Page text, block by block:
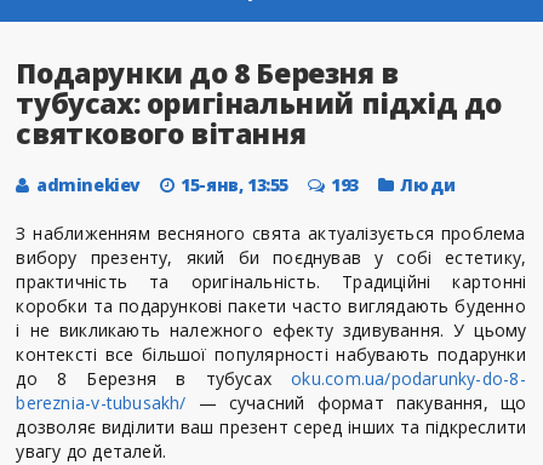
Подарунки до 8 Березня в
тубусах: оригінальний підхід до
святкового вітання
adminekiev 15-янв, 13:55 193 Люди
З наближенням весняного свята актуалізується проблема
вибору презенту, який би поєднував у собі естетику,
практичність та оригінальність. Традиційні картонні
коробки та подарункові пакети часто виглядають буденно
і не викликають належного ефекту здивування. У цьому
контексті все більшої популярності набувають подарунки
до 8 Березня в тубусахoku.com.ua/podarunky-do-8-
bereznia-v-tubusakh/ — сучасний формат пакування, що
дозволяє виділити ваш презент серед інших та підкреслити
увагу до деталей.